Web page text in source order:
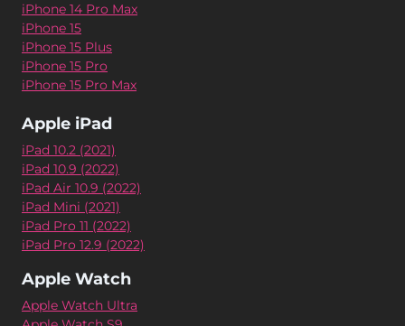
iPhone 14 Pro Max
iPhone 15
iPhone 15 Plus
iPhone 15 Pro
iPhone 15 Pro Max
Apple iPad
iPad 10.2 (2021)
iPad 10.9 (2022)
iPad Air 10.9 (2022)
iPad Mini (2021)
iPad Pro 11 (2022)
iPad Pro 12.9 (2022)
Apple Watch
Apple Watch Ultra